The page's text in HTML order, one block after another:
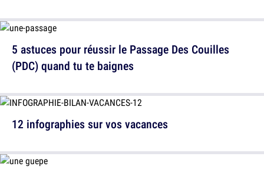
5 astuces pour réussir le Passage Des Couilles
(PDC) quand tu te baignes
12 infographies sur vos vacances